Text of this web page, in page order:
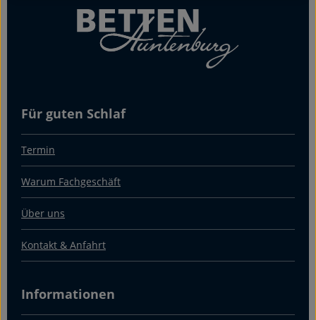
Für guten Schlaf
Termin
Warum Fachgeschäft
Über uns
Kontakt & Anfahrt
Informationen